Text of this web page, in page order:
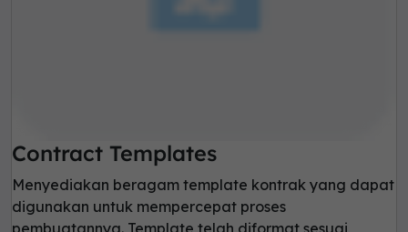
Contract Templates
Menyediakan beragam template kontrak yang dapat
digunakan untuk mempercepat proses
pembuatannya. Template telah diformat sesuai